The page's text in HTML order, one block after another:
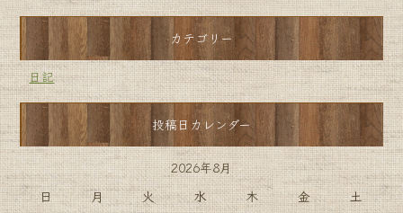
カテゴリー
日記
投稿日カレンダー
2026年8月
日
月 火 水 木 金
土